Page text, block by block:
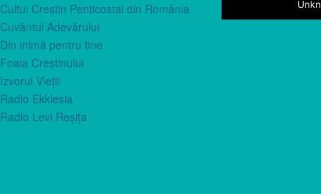
Cultul Creştin Penticostal din România
Cuvântul Adevărului
Din inimă pentru tine
Foaia Creştinului
Izvorul Vieţii
Radio Ekklesia
Radio Levi Reşiţa